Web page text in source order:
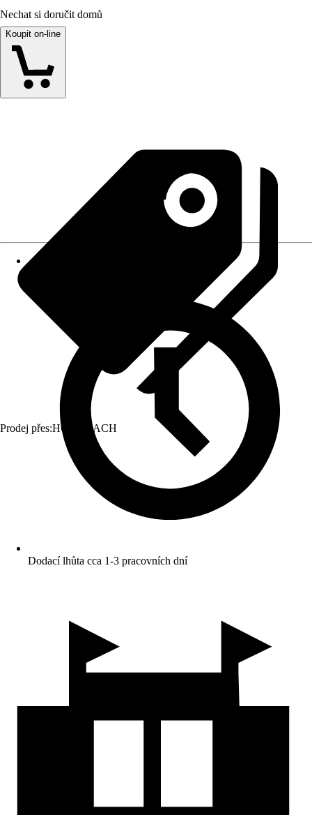
Nechat si doručit domů
Koupit on-line
Prodej přes:HORNBACH
Dodací lhůta cca 1-3 pracovních dní